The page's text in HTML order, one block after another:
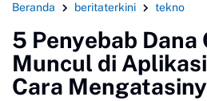
Beranda beritaterkini tekno
5 Penyebab Dana
Muncul di
Cara